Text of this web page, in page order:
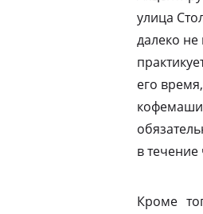
улица
далеко
его
в
Кроме